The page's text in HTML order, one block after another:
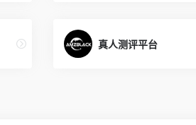
真人测评平台